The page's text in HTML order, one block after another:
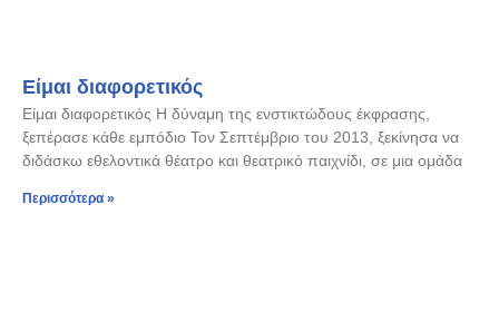
Είμαι διαφορετικός
Είμαι διαφορετικός Η δύναμη της ενστικτώδους έκφρασης,
ξεπέρασε κάθε εμπόδιο Τον Σεπτέμβριο του 2013, ξεκίνησα να
διδάσκω εθελοντικά θέατρο και θεατρικό παιχνίδι, σε μια ομάδα
Περισσότερα »